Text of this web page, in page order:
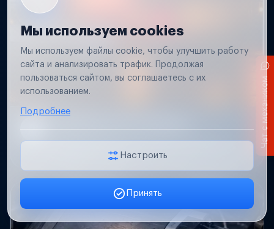
Проверим проводку и разъемы, восстановим
освещение прицепа.
Мы используем cookies
Мы используем файлы cookie, чтобы улучшить работу
сайта и анализировать трафик. Продолжая
пользоваться сайтом, вы соглашаетесь с их
использованием.
Подробнее
Настроить
Принять
Заявка онлайн
Чат с механиком